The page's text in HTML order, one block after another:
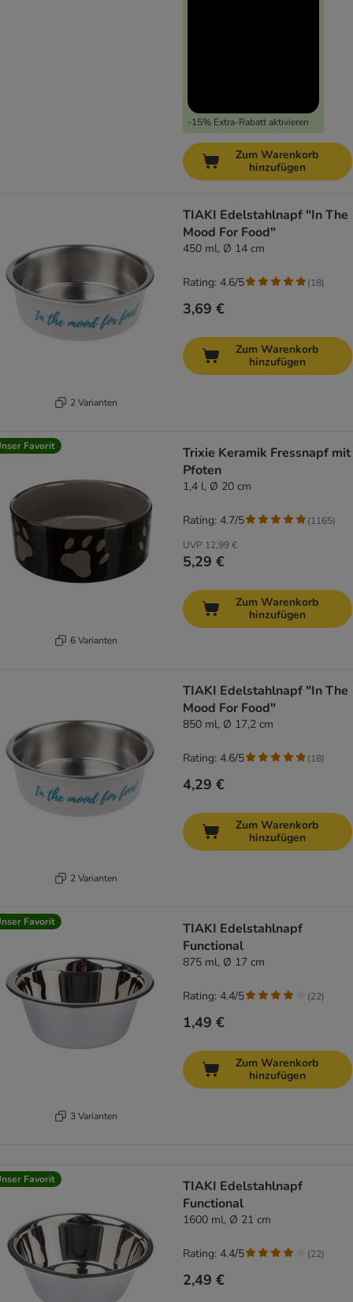
-15% Extra-Rabatt aktivieren
Zum Warenkorb
hinzufügen
2 Varianten
TIAKI Edelstahlnapf "In The
Mood For Food"
450 ml, Ø 14 cm
3,69 €
Rating: 4.6/5 (18)
Zum Warenkorb
hinzufügen
Favorit
6 Varianten
Trixie Keramik Fressnapf mit
Pfoten
1,4 l, Ø 20 cm
UVP 12,99 €
5,29 €
Rating: 4.7/5 (1165)
Zum Warenkorb
hinzufügen
2 Varianten
TIAKI Edelstahlnapf "In The
Mood For Food"
850 ml, Ø 17,2 cm
4,29 €
Rating: 4.6/5 (18)
Zum Warenkorb
hinzufügen
Favorit
3 Varianten
TIAKI Edelstahlnapf
Functional
875 ml, Ø 17 cm
1,49 €
Rating: 4.4/5 (22)
Zum Warenkorb
hinzufügen
Favorit
TIAKI Edelstahlnapf
Functional
1600 ml, Ø 21 cm
2,49 €
Rating: 4.4/5 (22)